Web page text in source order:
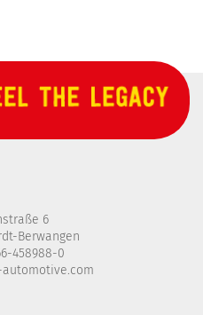
6
Berwangen
458988-0